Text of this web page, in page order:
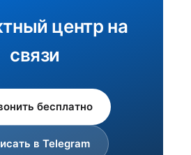
центр на
связи
бесплатно
в Telegram